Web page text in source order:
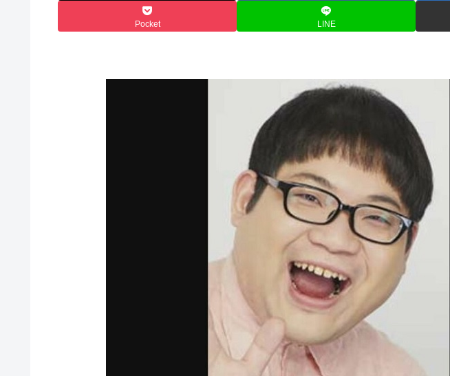
Pocket LINE